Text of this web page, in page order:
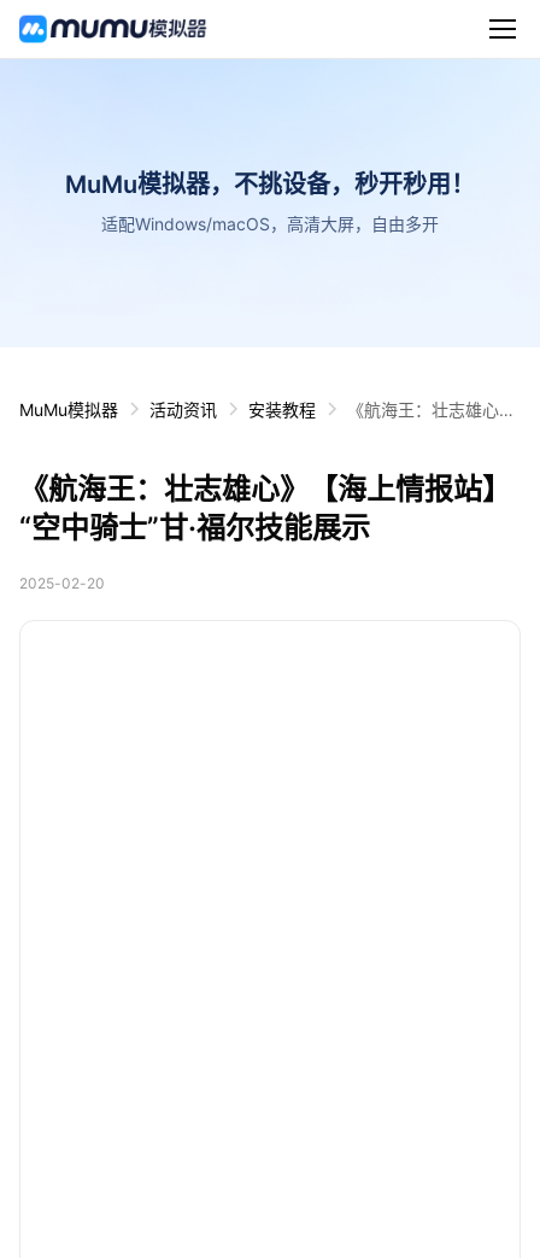
MuMu模拟器，不挑设备，秒开秒用！
适配Windows/macOS，高清大屏，自由多开
MuMu模拟器 活动资讯 安装教程
《航海王：壮志雄心》
《航海王：壮志雄心》【海上情报站】
“空中骑士”甘·福尔技能展示
2025-02-20